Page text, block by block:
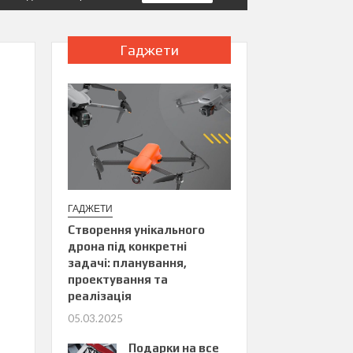
Гаджети
ГАДЖЕТИ
Створення унікального
дрона під конкретні
задачі: планування,
проектування та
реалізація
05.03.2025
Подарки на все